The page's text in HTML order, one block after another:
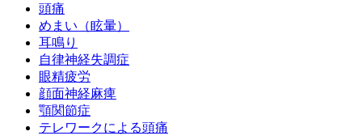
頭痛
めまい（眩暈）
耳鳴り
自律神経失調症
眼精疲労
顔面神経麻痺
顎関節症
テレワークによる頭痛